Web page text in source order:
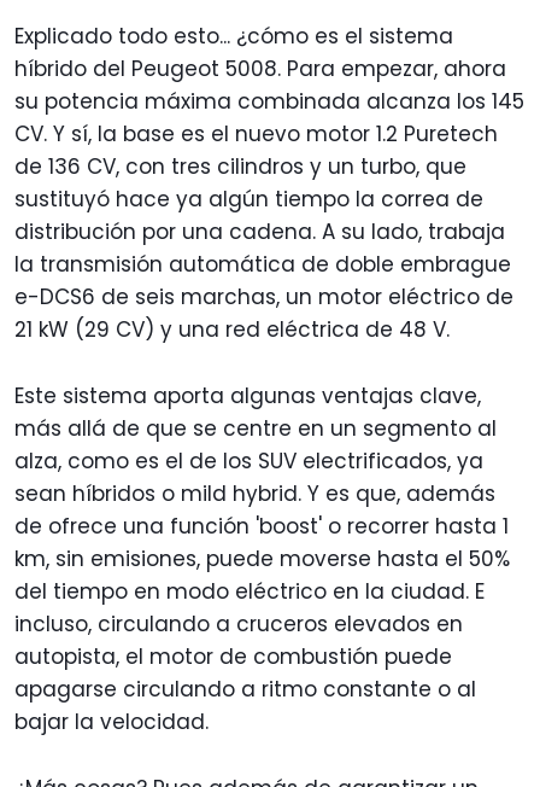
Explicado todo esto... ¿cómo es el sistema
híbrido del Peugeot 5008. Para empezar, ahora
su potencia máxima combinada alcanza los 145
CV. Y sí, la base es el nuevo motor 1.2 Puretech
de 136 CV, con tres cilindros y un turbo, que
sustituyó hace ya algún tiempo la correa de
distribución por una cadena. A su lado, trabaja
la transmisión automática de doble embrague
e-DCS6 de seis marchas, un motor eléctrico de
21 kW (29 CV) y una red eléctrica de 48 V.
Este sistema aporta algunas ventajas clave,
más allá de que se centre en un segmento al
alza, como es el de los SUV electrificados, ya
sean híbridos o mild hybrid. Y es que, además
de ofrece una función 'boost' o recorrer hasta 1
km, sin emisiones, puede moverse hasta el 50%
del tiempo en modo eléctrico en la ciudad. E
incluso, circulando a cruceros elevados en
autopista, el motor de combustión puede
apagarse circulando a ritmo constante o al
bajar la velocidad.